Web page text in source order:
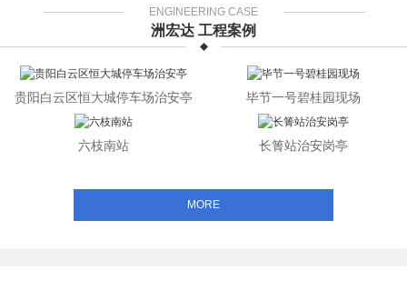
ENGINEERING CASE
洲宏达 工程案例
贵阳白云区恒大城停车场治安亭 毕节一号碧桂园现场
六枝南站 长箐站治安岗亭
MORE